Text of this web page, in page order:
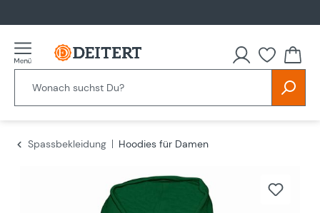
Spassbekleidung
Hoodies für Damen